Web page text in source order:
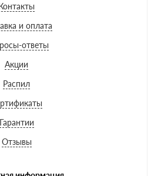
и оплата
ответы
Акции
Распил
Гарантии
Отзывы